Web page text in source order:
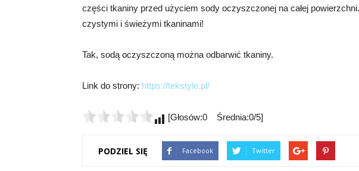
części tkaniny przed użyciem sody oczyszczonej na całej
czystymi i świeżymi tkaninami!
Tak, sodą oczyszczoną można odbarwić tkaniny.
Link do strony: https://tekstyle.pl/
[Głosów:0 Średnia:0/5]
PODZIEL SIĘ Facebook Twitter